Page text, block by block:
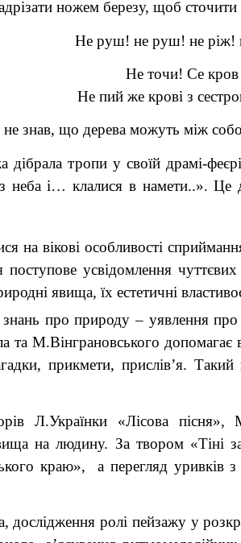
ножем березу, щоб
Не руш! не руш! не ріж!
Не точи! Се кров
Не пий же крові з
знав, що дерева можуть між
тропи у своїй драмі-
неба і… клалися в намети..».
на вікові особливості
усвідомлення
явища, їх естетичні
про природу – уявлення про
М.Вінграновського допомагає
прикмети, прислів’я.
Л.Українки «Лісова
на людину. За твором «Тіні
краю», а перегляд
ролі пейзажу у